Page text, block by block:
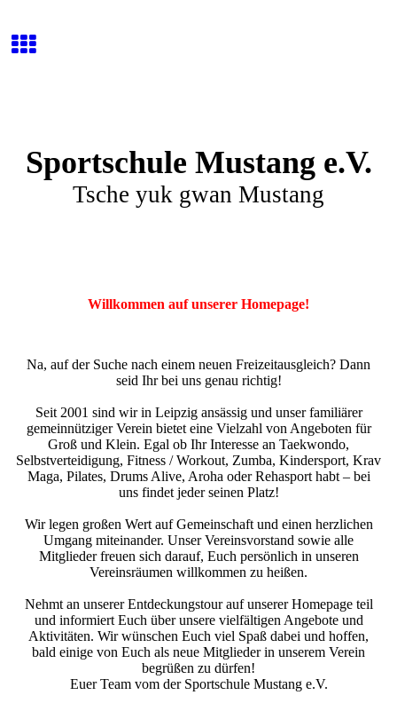
Sportschule Mustang e.V.
Tsche yuk gwan Mustang
Willkommen auf unserer Homepage!
Na, auf der Suche nach einem neuen Freizeitausgleich? Dann
seid Ihr bei uns genau richtig!
Seit 2001 sind wir in Leipzig ansässig und unser familiärer
gemeinnütziger Verein bietet eine Vielzahl von Angeboten für
Groß und Klein. Egal ob Ihr Interesse an Taekwondo,
Selbstverteidigung, Fitness / Workout, Zumba, Kindersport, Krav
Maga, Pilates, Drums Alive, Aroha oder Rehasport habt – bei
uns findet jeder seinen Platz!
Wir legen großen Wert auf Gemeinschaft und einen herzlichen
Umgang miteinander. Unser Vereinsvorstand sowie alle
Mitglieder freuen sich darauf, Euch persönlich in unseren
Vereinsräumen willkommen zu heißen.
Nehmt an unserer Entdeckungstour auf unserer Homepage teil
und informiert Euch über unsere vielfältigen Angebote und
Aktivitäten. Wir wünschen Euch viel Spaß dabei und hoffen,
bald einige von Euch als neue Mitglieder in unserem Verein
begrüßen zu dürfen!
Euer Team vom der Sportschule Mustang e.V.